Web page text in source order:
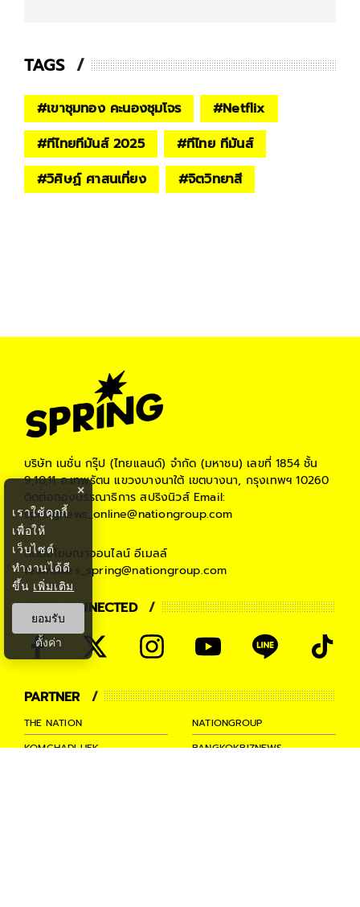
TAGS
#เขาชุมทอง คะนองชุมโจร #Netflix
#ทีไทยทีมันส์ 2025 #ทีไทย ทีมันส์
#วิศิษฏ์ ศาสนเที่ยง #จิตวิทยาสี
บริษัท เนชั่น กรุ๊ป (ไทยแลนด์) จำกัด (มหาชน) เลขที่ 1854 ชั้น
9,10,11 ถ.เทพรัตน แขวงบางนาใต้ เขตบางนา, กรุงเทพฯ 10260
ติดต่อกองบรรณาธิการ สปริงนิวส์Email:
springnews_online@nationgroup.com
ติดต่อโฆษณาออนไลน์ อีเมลล์
teamsales_spring@nationgroup.com
STAY CONNECTED
PARTNER
THE NATION
NATIONGROUP
KOMCHADLUEK
BANGKOKBIZNEWS
×
เราใช้คุกกี้
เพื่อให้
เว็บไซต์
ทำงานได้ดี
ขึ้น เพิ่มเติม
ยอมรับ
ตั้งค่า